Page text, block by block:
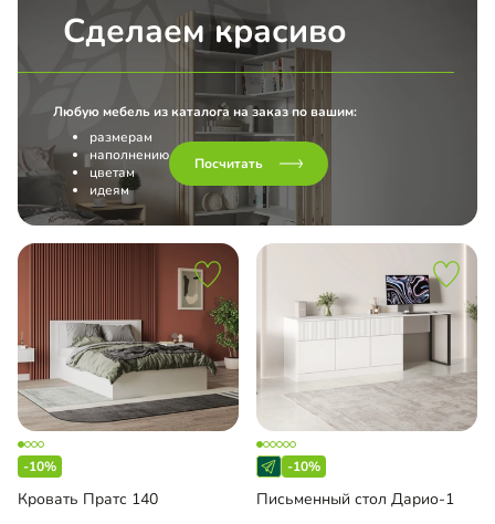
Сделаем красиво
Любую мебель из каталога на заказ по вашим:
размерам
наполнению
цветам
идеям
Посчитать
-10%
Кровать Пратс 140
-10%
Письменный стол Дарио-1